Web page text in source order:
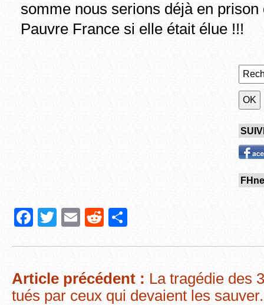
somme nous serions déjà en
Pauvre France si elle était élue !!!
F
e
b
T
er
E
R
di
t
g
er
Article précédent : La tragédie des
tués par ceux qui devaient les